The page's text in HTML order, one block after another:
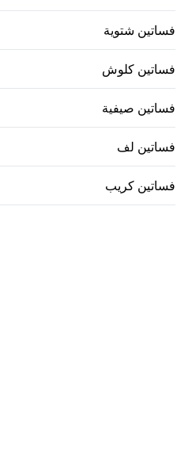
فساتين شتوية
فساتين كلوش
فساتين صيفية
فساتين لف
فساتين كريب